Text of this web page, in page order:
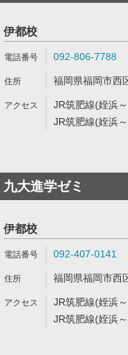
伊都校
092-806-7788
福岡県福岡市西
JR筑肥線(姪浜
JR筑肥線(姪浜
九大進学ゼミ
伊都校
092-407-0141
福岡県福岡市西
JR筑肥線(姪浜
JR筑肥線(姪浜